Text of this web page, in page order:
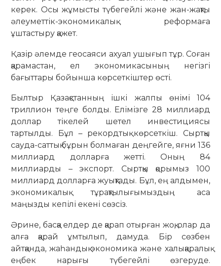
керек. Осы жұмысты түбегейлі және жан-жақты
әлеуметтік-экономикалық реформаға
ұштастыру қажет.
Қазір әлемде геосаяси ахуал ушығып тұр. Соған
қарамастан, ел экономикасының негізгі
бағыттары бойынша көрсеткіштер өсті.
Былтыр Қазақстанның ішкі жалпы өнімі 104
триллион теңге болды. Елімізге 28 миллиард
доллар тікелей шетел инвестициясы
тартылды. Бұл – рекордтық көрсеткіш. Сыртқы
сауда-саттық бұрын болмаған деңгейге, яғни 136
миллиард долларға жетті. Оның 84
миллиарды – экспорт. Сыртқы қорымыз 100
миллиард долларға жуықтады. Бұл, ең алдымен,
экономикалық тұрақтылығымыздың аса
маңызды кепілі екені сөзсіз.
Әрине, басқа елдер де қарап отырған жоқ, олар да
алға қарай ұмтылып, дамуда. Бір сөзбен
айтқанда, жаһандық экономика және халықаралық
еңбек нарығы түбегейлі өзгеруде.